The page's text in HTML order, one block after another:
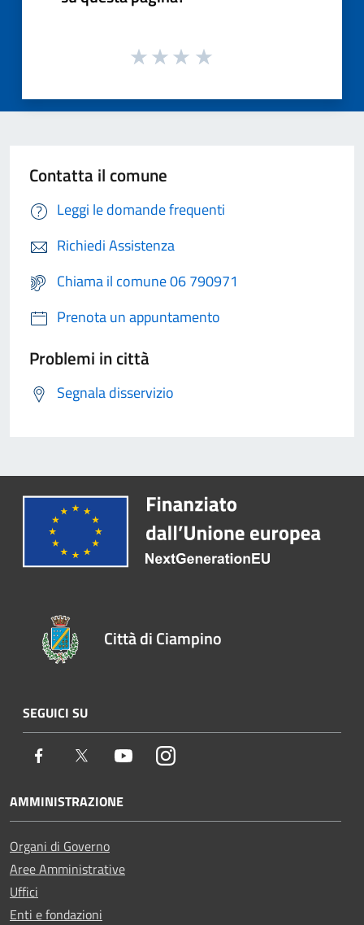
Contatta il comune
Leggi le domande frequenti
Richiedi Assistenza
Chiama il comune 06 790971
Prenota un appuntamento
Problemi in città
Segnala disservizio
Città di Ciampino
SEGUICI SU
Facebook Twitter YoutubeInstagram
AMMINISTRAZIONE
Organi di Governo
Aree Amministrative
Uffici
Enti e fondazioni